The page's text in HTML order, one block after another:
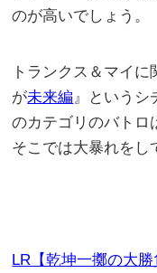
のが高いでしょう。
トランクス＆マイ
が未来編 』というシ
のカテゴリのバトロ
そこでは大暴れをし
LR【乾坤一擲の大